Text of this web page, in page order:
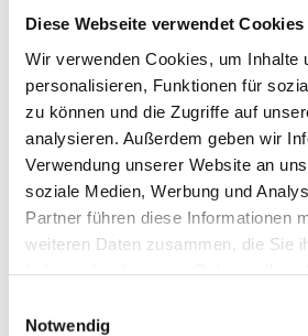
Diese Webseite verwendet Cookies
Wir verwenden Cookies, um Inhalte
personalisieren, Funktionen für
zu können und die Zugriffe auf
analysieren. Außerdem geben wir
Verwendung unserer Website an
soziale Medien, Werbung und
Partner führen diese Informationen
weiteren Daten zusammen, die Sie
Notwendig
anti-stress (environ 60 minutes au
Utilisation de l’espace bien-être et
Peignoir et pantoufles de bien-
votre séjour
Wi-Fi haut débit gratuit
Emplacement de voiture gratuit
Veuillez nous faire savoir par
jour nous pouvons vous réserver
vos soins de bien-être.